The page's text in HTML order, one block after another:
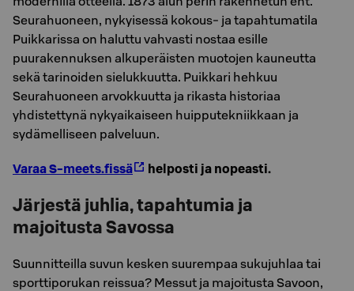
Seurahuoneen, nykyisessä kokous- ja tapahtumatila
Puikkarissa on haluttu vahvasti nostaa esille
puurakennuksen alkuperäisten muotojen kauneutta
sekä tarinoiden sielukkuutta. Puikkari hehkuu
Seurahuoneen arvokkuutta ja rikasta historiaa
yhdistettynä nykyaikaiseen huipputekniikkaan ja
sydämelliseen palveluun.
Varaa S-meets.fissä helposti ja nopeasti.
Järjestä juhlia, tapahtumia ja
majoitusta Savossa
Suunnitteilla suvun kesken suurempaa sukujuhlaa tai
sporttiporukan reissua? Messut ja majoitusta Savoon,